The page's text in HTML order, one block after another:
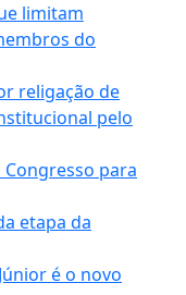
limitam
do
religação de
pelo
para
etapa da
é o novo